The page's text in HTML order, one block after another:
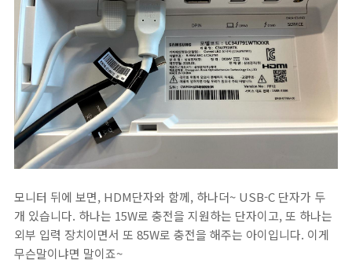
모니터 뒤에 보면, HDM단자와 함께, 하나더~ USB-C 단자가 두
개 있습니다. 하나는 15W로 충전을 지원하는 단자이고, 또 하나는
외부 입력 장치이면서 또 85W로 충전을 해주는 아이입니다. 이게
무슨말이냐면 말이죠~